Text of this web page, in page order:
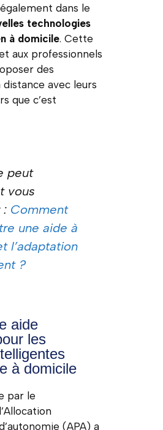
dans le
technologies
à domicile. Cette
aux professionnels
des
avec leurs
que c’est
peut
vous
: Comment
une aide à
l’adaptation
?
aide
les
à domicile
par le
(APA) a